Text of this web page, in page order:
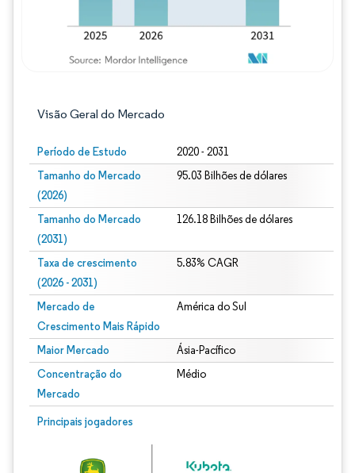
Visão Geral do Mercado
Período de Estudo 2020 - 2031
Tamanho do Mercado
(2026)
95.03 Bilhões de dólares
Tamanho do Mercado
(2031)
126.18 Bilhões de dólares
Taxa de crescimento
(2026 - 2031)
5.83% CAGR
Mercado de
Crescimento Mais Rápido
América do Sul
Maior Mercado Ásia-Pacífico
Concentração do
Mercado
Médio
Principais jogadores
Imagem © Mordor Intelligence. O reuso requer atribuição conforme CC BY 4.0.